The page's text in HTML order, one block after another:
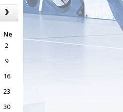
Ne
2
9
16
23
30